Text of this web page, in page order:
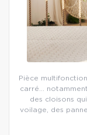
Pièce
carré…
des cloisons
voilage, des